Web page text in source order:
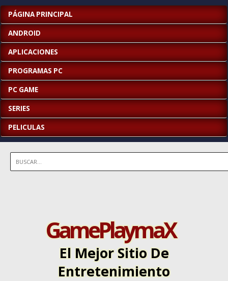
PÁGINA PRINCIPAL
ANDROID
APLICACIONES
PROGRAMAS PC
PC GAME
SERIES
PELICULAS
GamePlaymaX
El Mejor Sitio De
Entretenimiento